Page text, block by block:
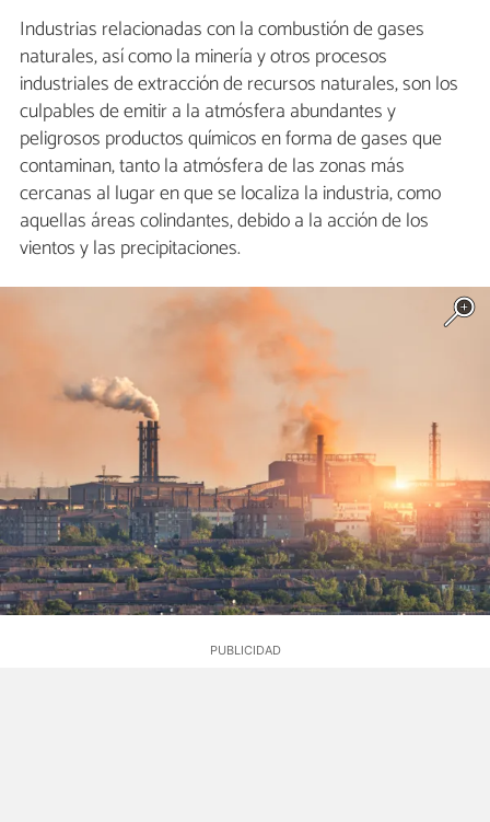
Industrias relacionadas con la combustión de gases
naturales, así como la minería y otros procesos
industriales de extracción de recursos naturales, son los
culpables de emitir a la atmósfera abundantes y
peligrosos productos químicos en forma de gases que
contaminan, tanto la atmósfera de las zonas más
cercanas al lugar en que se localiza la industria, como
aquellas áreas colindantes, debido a la acción de los
vientos y las precipitaciones.